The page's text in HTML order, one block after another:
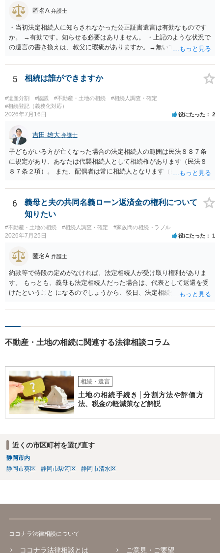
匿名A 弁護士
・当初法定相続人に知らされなかった公正証書遺言は有効なものです
か。 →有効です。知らせる必要はありません。 ・上記のような状況で
の遺言の書き換えは、叔父に瑕疵がありますか。→無いです。 ・分割
ますか。 →本人が自由に決められますので、どこが妥当とは言えない
です。客観的な基準もありません。 ・できれば穏やかに、分割を拒否
することはできますか。 →分割を拒否するということは、遺産はいら
ないということでしょうか。遺言で、受取を指定されててもいらない
と拒否することはできます。理由を説明する必要はありません。
5 相続は誰ができますか
#遺産分割 #協議 #不動産・土地の相続
#相続人調査・確定
#相続登記（義務化対応）
2026年7月16日 役にたった 2
吉田 雄大 弁護士
子どもがいる方が亡くなった場合の法定相続人の範囲は民法８８７条
に規定があり、あなたは代襲相続人として相続権があります（民法８
８７条２項）。 また、配偶者は常に相続人となります（民法８９０
も相続権があります。つまり、孫５人に加えて「おじ又はおば」にも
相続権がある可能性があります。
6
義母と夫の共同名義ローン返済金の権利について
知りたい
#不動産・土地の相続 #相続人調査・確定 #家族間の相続トラブル
2026年7月25日 役にたった 1
匿名A 弁護士
約款等で特段の定めがなければ、法定相続人が受け取り権利がありま
す。 もっとも、義母も法定相続人だった場合は、代表として返還を受
けたということ になるのでしょうから、後日、法定相続分に基づいて
不動産・土地の相続に関連する法律相談コラム
相続・遺言
土地の相続手続き│分割方法や評価方
法、税金の軽減策など解説
近くの市区町村を選び直す
静岡市内
静岡市葵区
静岡市駿河区 静岡市清水区
ココナラ法律相談について
ココナラ法律相談とは ご意見・ご要望